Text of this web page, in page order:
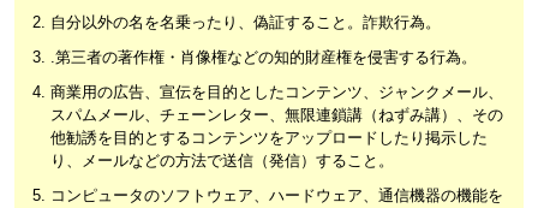
自分以外の名を名乗ったり、偽証すること。詐欺行為。
.第三者の著作権・肖像権などの知的財産権を侵害する行為。
商業用の広告、宣伝を目的としたコンテンツ、ジャンクメール、
スパムメール、チェーンレター、無限連鎖講（ねずみ講）、その
他勧誘を目的とするコンテンツをアップロードしたり掲示した
り、メールなどの方法で送信（発信）すること。
コンピュータのソフトウェア、ハードウェア、通信機器の機能を